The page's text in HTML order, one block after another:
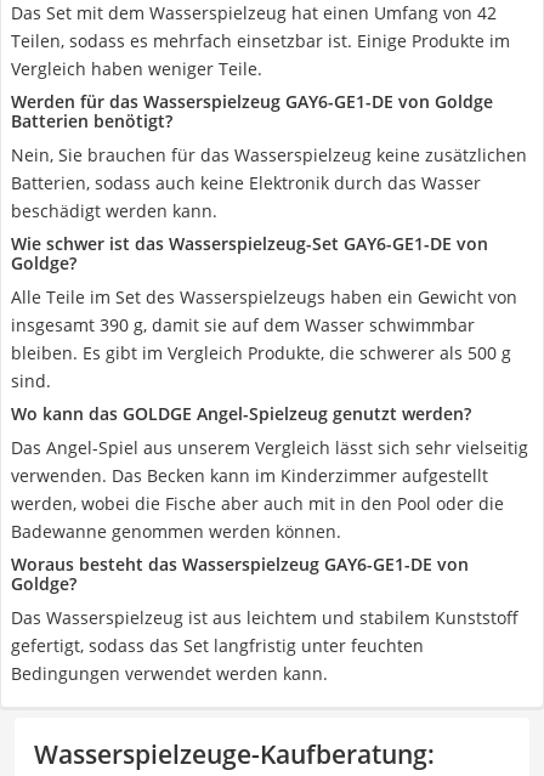
Das Set mit dem Wasserspielzeug hat einen Umfang von 42
Teilen, sodass es mehrfach einsetzbar ist. Einige Produkte im
Vergleich haben weniger Teile.
Werden für das Wasserspielzeug ‎GAY6-GE1-DE von Goldge
Batterien benötigt?
Nein, Sie brauchen für das Wasserspielzeug keine zusätzlichen
Batterien, sodass auch keine Elektronik durch das Wasser
beschädigt werden kann.
Wie schwer ist das Wasserspielzeug-Set ‎GAY6-GE1-DE von
Goldge?
Alle Teile im Set des Wasserspielzeugs haben ein Gewicht von
insgesamt 390 g, damit sie auf dem Wasser schwimmbar
bleiben. Es gibt im Vergleich Produkte, die schwerer als 500 g
sind.
Wo kann das GOLDGE Angel-Spielzeug genutzt werden?
Das Angel-Spiel aus unserem Vergleich lässt sich sehr vielseitig
verwenden. Das Becken kann im Kinderzimmer aufgestellt
werden, wobei die Fische aber auch mit in den Pool oder die
Badewanne genommen werden können.
Woraus besteht das Wasserspielzeug ‎GAY6-GE1-DE von
Goldge?
Das Wasserspielzeug ist aus leichtem und stabilem Kunststoff
gefertigt, sodass das Set langfristig unter feuchten
Bedingungen verwendet werden kann.
Wasserspielzeuge-Kaufberatung: